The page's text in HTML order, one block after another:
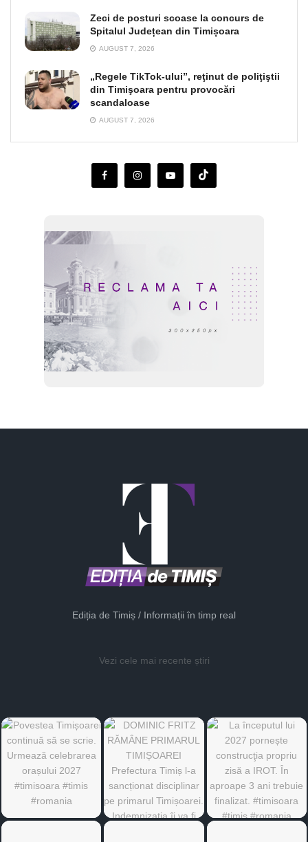
Zeci de posturi scoase la concurs de
Spitalul Județean din Timișoara
AUGUST 7, 2026
„Regele TikTok-ului”, reţinut de poliţiştii
din Timişoara pentru provocări
scandaloase
AUGUST 7, 2026
Ediția de Timiș / Informații în timp real
Vezi cele mai recente știri